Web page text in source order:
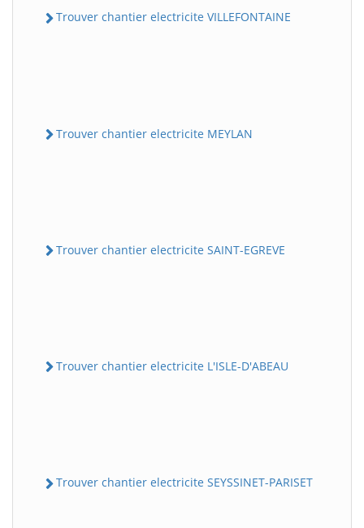
Trouver chantier electricite VILLEFONTAINE
Trouver chantier electricite MEYLAN
Trouver chantier electricite SAINT-EGREVE
Trouver chantier electricite L'ISLE-D'ABEAU
Trouver chantier electricite SEYSSINET-PARISET